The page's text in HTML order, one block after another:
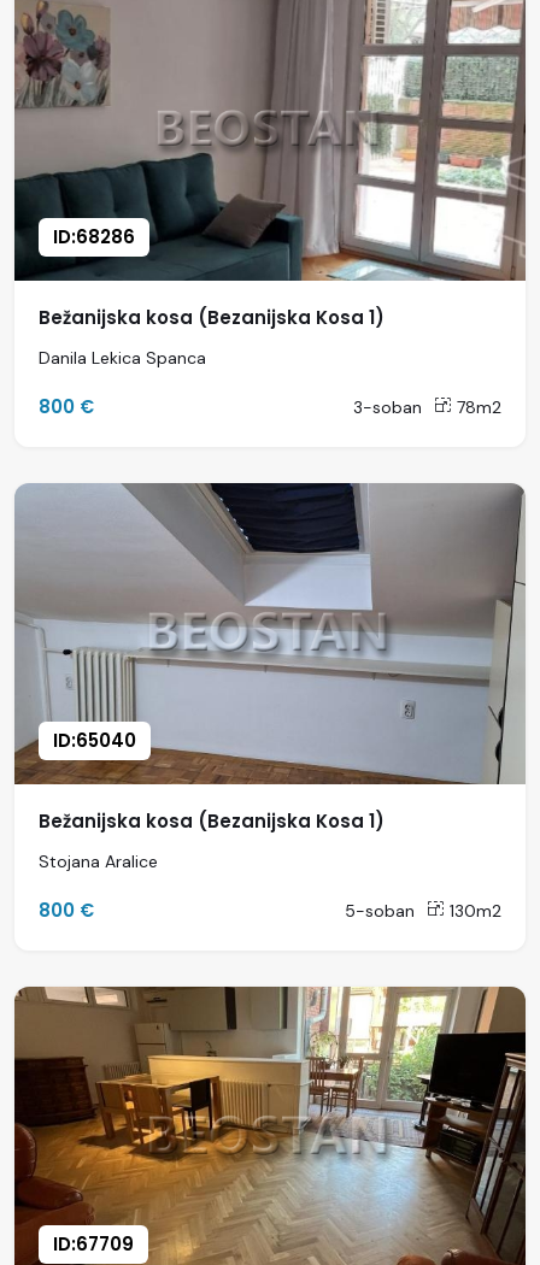
ID:68286
Bežanijska kosa (Bezanijska Kosa 1)
Danila Lekica Spanca
800 € 3-soban 78m2
ID:65040
Bežanijska kosa (Bezanijska Kosa 1)
Stojana Aralice
800 € 5-soban 130m2
ID:67709